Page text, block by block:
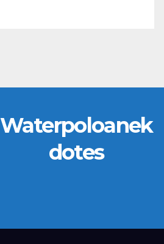
Waterpoloanek
dotes